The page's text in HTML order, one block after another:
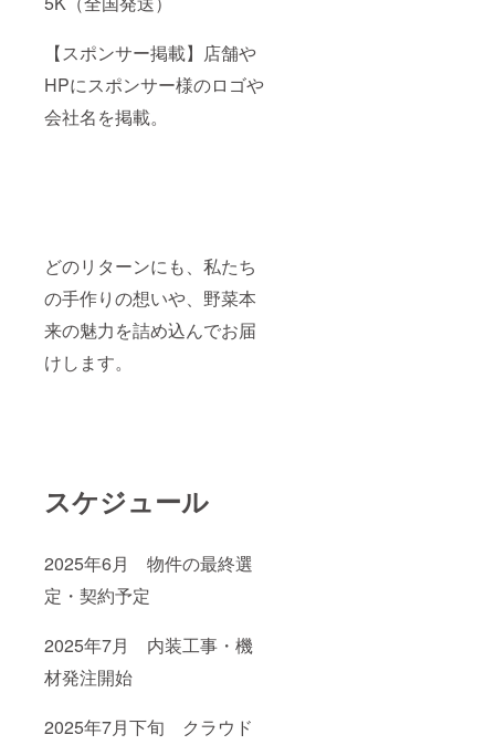
【スポンサー掲載】店舗や
HPにスポンサー様のロゴや
会社名を掲載。
どのリターンにも、私たち
の手作りの想いや、野菜本
来の魅力を詰め込んでお届
けします。
スケジュール
2025年6月 物件の最終選
定・契約予定
2025年7月 内装工事・機
材発注開始
2025年7月下旬 クラウド